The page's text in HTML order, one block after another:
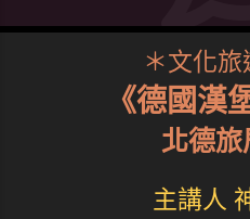
＊文化旅
《德國漢
北德旅
主講人